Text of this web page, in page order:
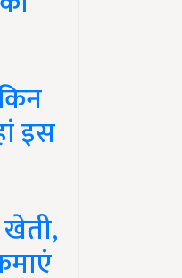
इस